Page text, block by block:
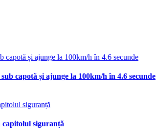
capotă și ajunge la 100km/h în 4.6 secunde
capitolul siguranță